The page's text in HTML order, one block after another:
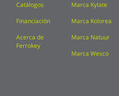
Catálogos
Financiación
Acerca de
Ferrokey
Marca Kylate
Marca Kolorea
Marca Natuur
Marca Wesco